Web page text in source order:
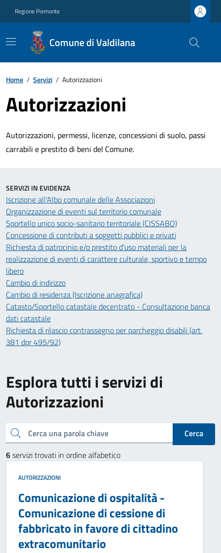
Regione Piemonte
Comune di Valdilana
Home / Servizi / Autorizzazioni
Autorizzazioni
Autorizzazioni, permessi, licenze, concessioni di suolo, passi
carrabili e prestito di beni del Comune.
Esplora tutti i servizi di
Autorizzazioni
Cerca una parola chiave
Cerca
6servizi trovati in ordine alfabetico
AUTORIZZAZIONI
Comunicazione di ospitalità -
Comunicazione di cessione di
fabbricato in favore di cittadino
extracomunitario
SERVIZI IN EVIDENZA
Iscrizione all'Albo comunale delle Associazioni
Organizzazione di eventi sul territorio comunale
Sportello unico socio-sanitario territoriale (CISSABO)
Concessione di contributi a soggetti pubblici e privati
Richiesta di patrocinio e/o prestito d'uso materiali per la
realizzazione di eventi di carattere culturale, sportivo e tempo
libero
Cambio di indirizzo
Cambio di residenza (Iscrizione anagrafica)
Catasto/Sportello catastale decentrato - Consultazione banca
dati catastale
Richiesta di rilascio contrassegno per parcheggio disabili (art.
381 dpr 495/92)